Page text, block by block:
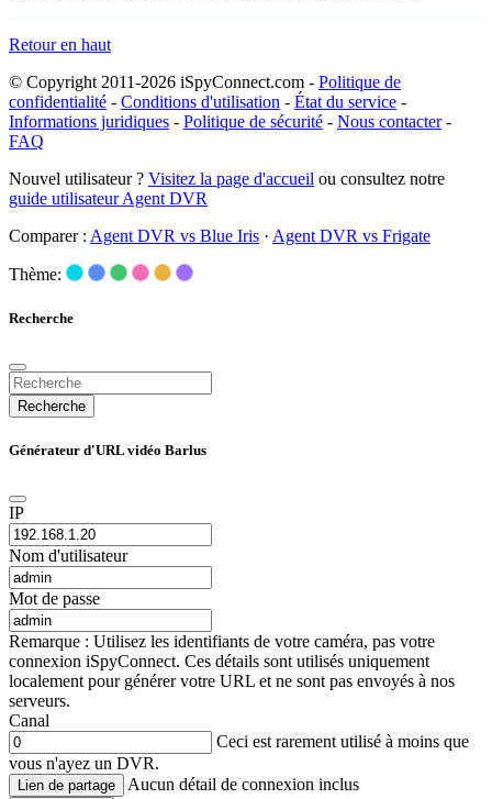
Retour en haut
© Copyright 2011-2026 iSpyConnect.com - Politique de
confidentialité - Conditions d'utilisation - État du service -
Informations juridiques - Politique de sécurité - Nous contacter-
FAQ
Nouvel utilisateur ? Visitez la page d'accueil ou consultez notre
guide utilisateur Agent DVR
Comparer : Agent DVR vs Blue Iris · Agent DVR vs Frigate
Thème:
Recherche
Recherche
Générateur d'URL vidéo Barlus
IP
Nom d'utilisateur
Mot de passe
Remarque : Utilisez les identifiants de votre caméra, pas votre
connexion iSpyConnect. Ces détails sont utilisés uniquement
localement pour générer votre URL et ne sont pas envoyés à nos
serveurs.
Canal
Ceci est rarement utilisé à moins que
vous n'ayez un DVR.
Lien de partage Aucun détail de connexion inclus